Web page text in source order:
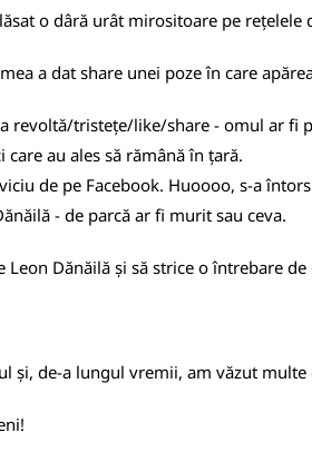
o dâră urât mirositoare pe rețelele
a dat share unei poze în care
revoltă/tristețe/like/share - omul ar fi
au ales să rămână în țară.
de pe Facebook. Huoooo, s-a
- de parcă ar fi murit sau ceva.
Leon Dănăilă și să strice o întrebare
și, de-a lungul vremii, am văzut